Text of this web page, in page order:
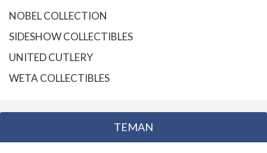
NOBEL COLLECTION
SIDESHOW COLLECTIBLES
UNITED CUTLERY
WETA COLLECTIBLES
TEMAN